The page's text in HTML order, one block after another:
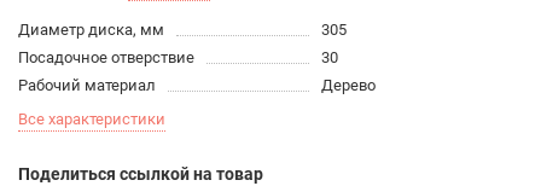
Диаметр диска, мм
305
Посадочное отверствие
30
Рабочий материал
Дерево
Все характеристики
Поделиться ссылкой на товар